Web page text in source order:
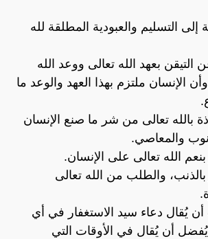
إلى التسليم والعبودية المطلقة لله
التيقن بعهد الله تعالى ووعد الله
الإنسان ملتزم بهذا العهد والوعد ما
بالله تعالى من شر ما صنع الإنسان
والمعاصي.
بنعم الله تعالى على الإنسان.
بالذنب، والطلب من الله تعالى
أن يُقال دعاء سيد الاستغفار في أي
أن يُقال في الأوقات التي